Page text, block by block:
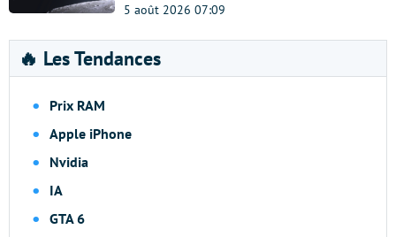
5 août 2026 07:09
🔥 Les Tendances
Prix RAM
Apple iPhone
Nvidia
IA
GTA 6